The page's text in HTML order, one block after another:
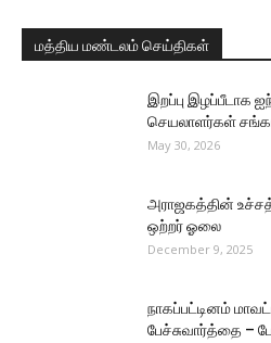
மத்திய மண்டலம் செய்திகள்
இறப்பு இழப்பீடாக
செயலாளர்கள்
May 30, 2026
அராஜகத்தின்
ஒற்றர் ஓலை
December 9, 2025
நாகப்பட்டினம்
பேச்சுவார்த்தை –